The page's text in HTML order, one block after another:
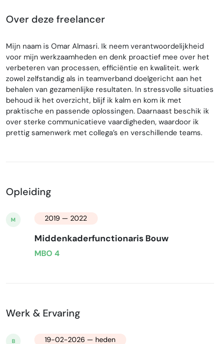
Over deze freelancer
Mijn naam is Omar Almasri. Ik neem verantwoordelijkheid
voor mijn werkzaamheden en denk proactief mee over het
verbeteren van processen, efficiëntie en kwaliteit. werk
zowel zelfstandig als in teamverband doelgericht aan het
behalen van gezamenlijke resultaten. In stressvolle situaties
behoud ik het overzicht, blijf ik kalm en kom ik met
praktische en passende oplossingen. Daarnaast beschik ik
over sterke communicatieve vaardigheden, waardoor ik
prettig samenwerk met collega’s en verschillende teams.
Opleiding
M 2019 — 2022
Middenkaderfunctionaris Bouw
MBO 4
Werk & Ervaring
B 19-02-2026 — heden